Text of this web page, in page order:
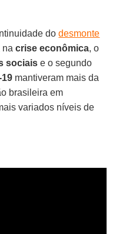
dodesmonte
nacrise econômica, o
sociais e o segundo
mantiveram mais da
brasileira em
variados níveis de